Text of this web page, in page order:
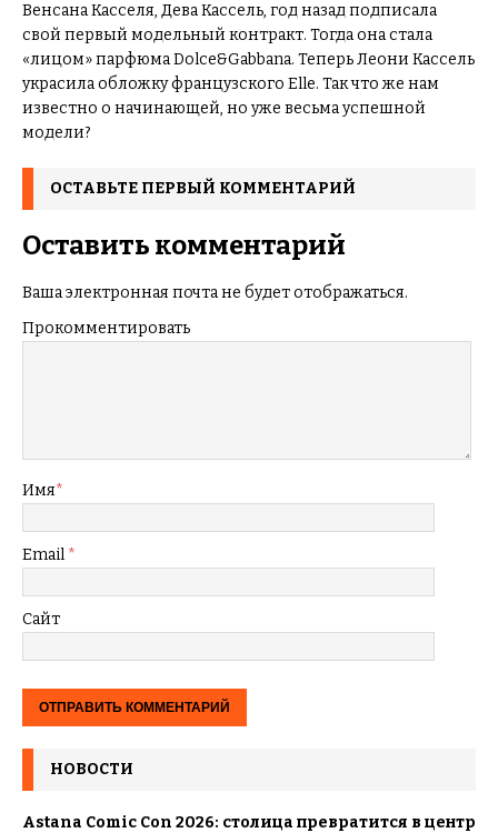
Венсана Касселя, Дева Кассель, год назад подписала
свой первый модельный контракт. Тогда она стала
«лицом» парфюма Dolce&Gabbana. Теперь Леони Кассель
украсила обложку французского Elle. Так что же нам
известно о начинающей, но уже весьма успешной
модели?
ОСТАВЬТЕ ПЕРВЫЙ КОММЕНТАРИЙ
Оставить комментарий
Ваша электронная почта не будет отображаться.
Прокомментировать
Имя*
Email *
Сайт
НОВОСТИ
Astana Comic Con 2026: столица превратится в центр